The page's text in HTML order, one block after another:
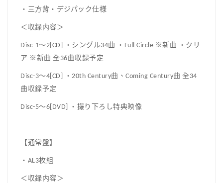
・三方背・デジパック仕様
＜収録内容＞
Disc-1～2[CD] ・シングル34曲 ・Full Circle ※新曲 ・クリ
ア ※新曲 全36曲収録予定
Disc-3～4[CD] ・20th Century曲、Coming Century曲 全34
曲収録予定
Disc-5～6[DVD] ・撮り下ろし特典映像
【通常盤】
・AL3枚組
＜収録内容＞